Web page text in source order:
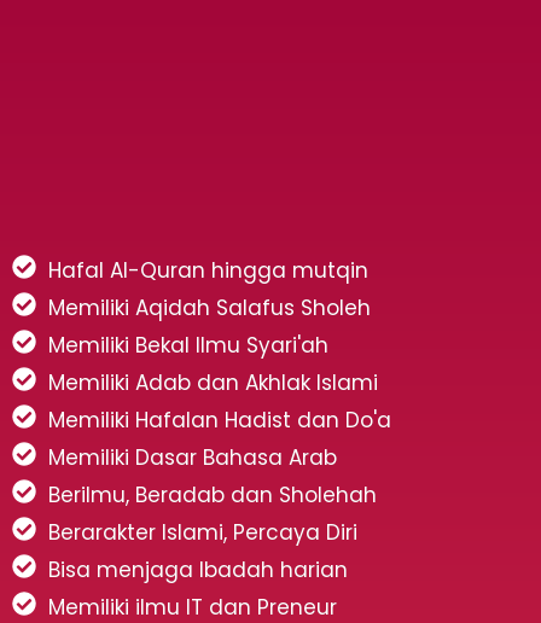
Hafal Al-Quran hingga mutqin
Memiliki Aqidah Salafus Sholeh
Memiliki Bekal Ilmu Syari'ah
Memiliki Adab dan Akhlak Islami
Memiliki Hafalan Hadist dan Do'a
Memiliki Dasar Bahasa Arab
Berilmu, Beradab dan Sholehah
Berarakter Islami, Percaya Diri
Bisa menjaga Ibadah harian
Memiliki ilmu IT dan Preneur